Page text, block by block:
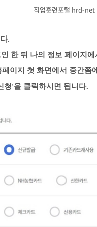
직업훈련포털 hrd-net
.
한 뒤 나의 정보 페이지에
페이지 첫 화면에서 중간쯤
청'을 클릭하시면 됩니다.